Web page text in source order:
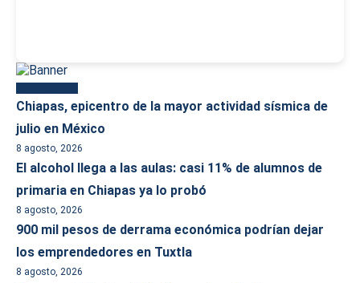
Chiapas, epicentro de la mayor actividad sísmica de
julio en México
8 agosto, 2026
El alcohol llega a las aulas: casi 11% de alumnos de
primaria en Chiapas ya lo probó
8 agosto, 2026
900 mil pesos de derrama económica podrían dejar
los emprendedores en Tuxtla
8 agosto, 2026